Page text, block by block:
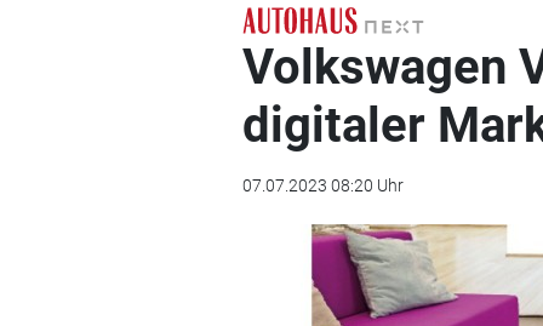
Volkswagen
digitaler
07.07.2023 08:20 Uhr